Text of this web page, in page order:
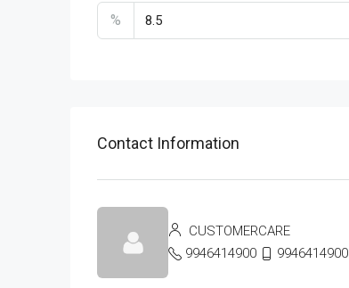
%
Contact Information
CUSTOMERCARE
9946414900
9946414900